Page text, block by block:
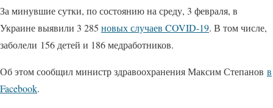
За минувшие сутки, по состоянию на среду, 3 февраля, в
Украине выявили 3 285 новых случаев COVID-19. В том числе,
заболели 156 детей и 186 медработников.
Об этом сообщил министр здравоохранения Максим Степанов в
Facebook.